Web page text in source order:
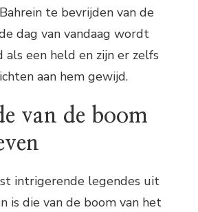
te bevrijden van de
dag van vandaag wordt
een held en zijn er zelfs
aan hem gewijd.
van de boom
intrigerende legendes uit
is die van de boom van het